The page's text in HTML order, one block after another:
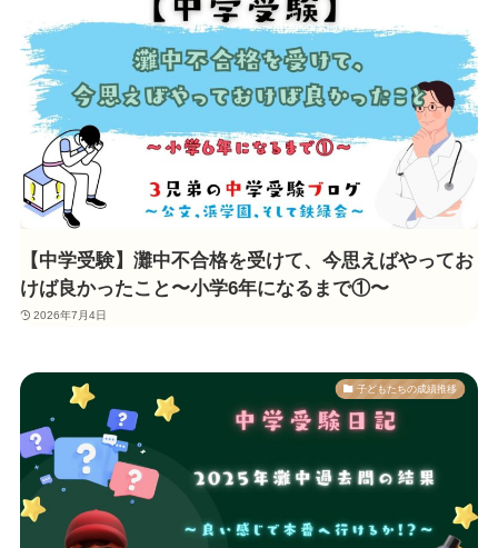
【中学受験】灘中不合格を受けて、今思えばやってお
けば良かったこと〜小学6年になるまで①〜
2026年7月4日
子どもたちの成績推移